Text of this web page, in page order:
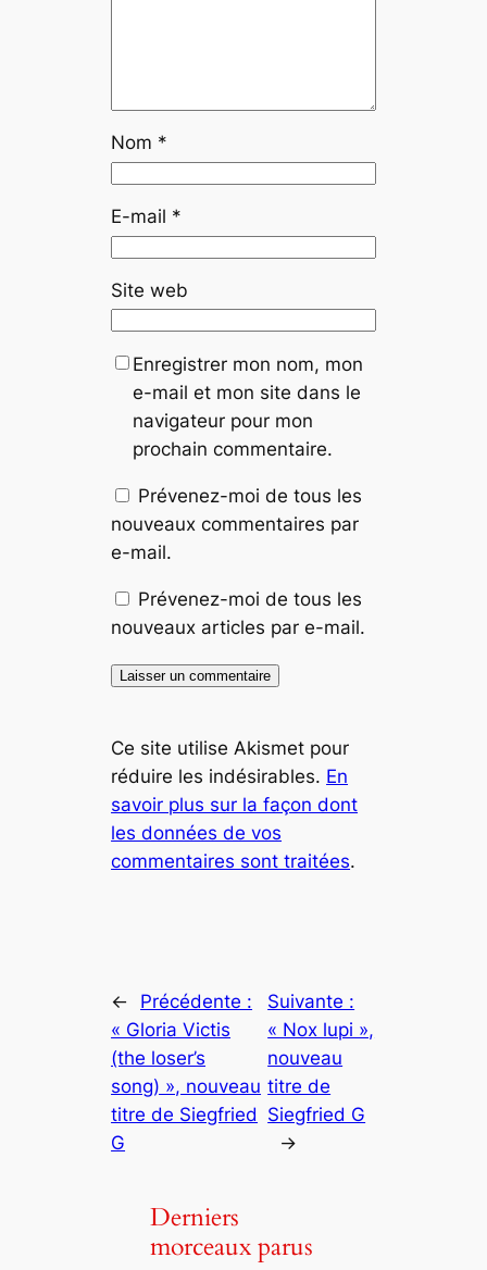
Nom *
E-mail *
Site web
Enregistrer mon nom, mon
e-mail et mon site dans le
navigateur pour mon
prochain commentaire.
Prévenez-moi de tous les
nouveaux commentaires par
e-mail.
Prévenez-moi de tous les
nouveaux articles par e-mail.
Ce site utilise Akismet pour
réduire les indésirables. En
savoir plus sur la façon dont
les données de vos
commentaires sont traitées.
←
Précédente :
« Gloria Victis
(the loser’s
song) », nouveau
titre de Siegfried
G
Suivante :
« Nox lupi »,
nouveau
titre de
Siegfried G
→
Derniers
morceaux parus